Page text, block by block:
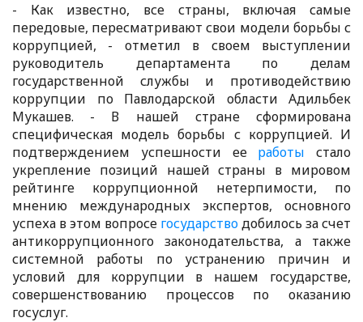
- Как известно, все страны, включая самые
передовые, пересматривают свои модели борьбы с
коррупцией, - отметил в своем выступлении
руководитель департамента по делам
государственной службы и противодействию
коррупции по Павлодарской области Адильбек
Мукашев. - В нашей стране сформирована
специфическая модель борьбы с коррупцией. И
подтверждением успешности ее работы стало
укрепление позиций нашей страны в мировом
рейтинге коррупционной нетерпимости, по
мнению международных экспертов, основного
успеха в этом вопросе государстводобилось за счет
антикоррупционного законодательства, а также
системной работы по устранению причин и
условий для коррупции в нашем государстве,
совершенствованию процессов по оказанию
госуслуг.